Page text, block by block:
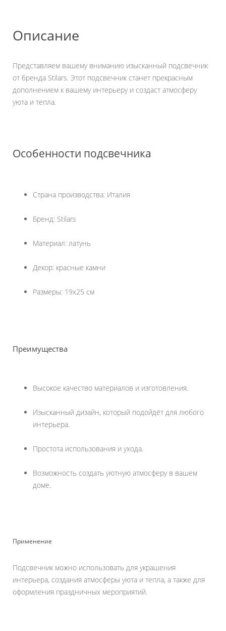
Описание
Представляем вашему вниманию изысканный подсвечник
от бренда Stilars. Этот подсвечник станет прекрасным
дополнением к вашему интерьеру и создаст атмосферу
уюта и тепла.
Особенности подсвечника
Страна производства: Италия
Бренд: Stilars
Материал: латунь
Декор: красные камни
Размеры: 19х25 см
Преимущества
Высокое качество материалов и изготовления.
Изысканный дизайн, который подойдёт для любого
интерьера.
Простота использования и ухода.
Возможность создать уютную атмосферу в вашем
доме.
Применение
Подсвечник можно использовать для украшения
интерьера, создания атмосферы уюта и тепла, а также для
оформления праздничных мероприятий.